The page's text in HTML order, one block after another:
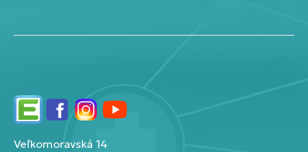
EdupageFacebookInstagram
YouTube
Veľkomoravská 14